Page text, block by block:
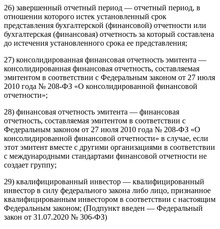
26) завершенный отчетный период — отчетный период, в
отношении которого истек установленный срок
представления бухгалтерской (финансовой) отчетности или
бухгалтерская (финансовая) отчетность за который составлена
до истечения установленного срока ее представления;
27) консолидированная финансовая отчетность эмитента —
консолидированная финансовая отчетность, составляемая
эмитентом в соответствии с Федеральным законом от 27 июля
2010 года № 208-ФЗ «О консолидированной финансовой
отчетности»;
28) финансовая отчетность эмитента — финансовая
отчетность, составляемая эмитентом в соответствии с
Федеральным законом от 27 июля 2010 года № 208-ФЗ «О
консолидированной финансовой отчетности» в случае, если
этот эмитент вместе с другими организациями в соответствии
с международными стандартами финансовой отчетности не
создает группу;
29) квалифицированный инвестор — квалифицированный
инвестор в силу федерального закона либо лицо, признанное
квалифицированным инвестором в соответствии с настоящим
Федеральным законом; (Подпункт введен — Федеральный
закон от 31.07.2020 № 306-ФЗ)